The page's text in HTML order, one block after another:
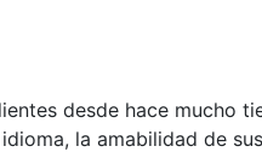
desde hace mucho
la amabilidad de